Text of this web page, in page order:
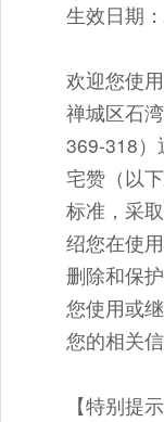
生效日期
欢迎您使
禅城区石
369-318
宅赞（以
标准，采
绍您在使
删除和保
您使用或
您的相关信
【特别提示